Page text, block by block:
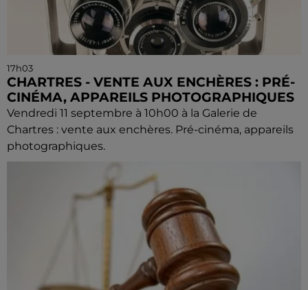
17h03
CHARTRES - VENTE AUX ENCHÈRES : PRÉ-
CINÉMA, APPAREILS PHOTOGRAPHIQUES
Vendredi 11 septembre à 10h00 à la Galerie de
Chartres : vente aux enchères. Pré-cinéma, appareils
photographiques.